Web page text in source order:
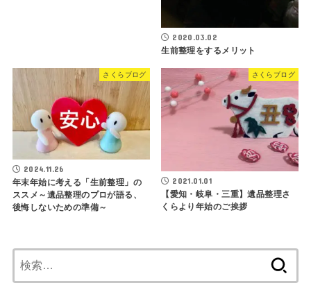
2020.03.02
生前整理をするメリット
さくらブログ
2024.11.26
年末年始に考える「生前整理」の
ススメ～遺品整理のプロが語る、
後悔しないための準備～
さくらブログ
2021.01.01
【愛知・岐阜・三重】遺品整理さ
くらより年始のご挨拶
索: